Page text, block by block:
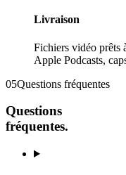
Livraison
Fichiers vidéo prêts
Apple Podcasts,
05Questions fréquentes
Questions
fréquentes.